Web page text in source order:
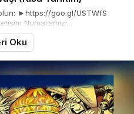
►https://goo.gl/USTWfS
Numaramız:...
Oku